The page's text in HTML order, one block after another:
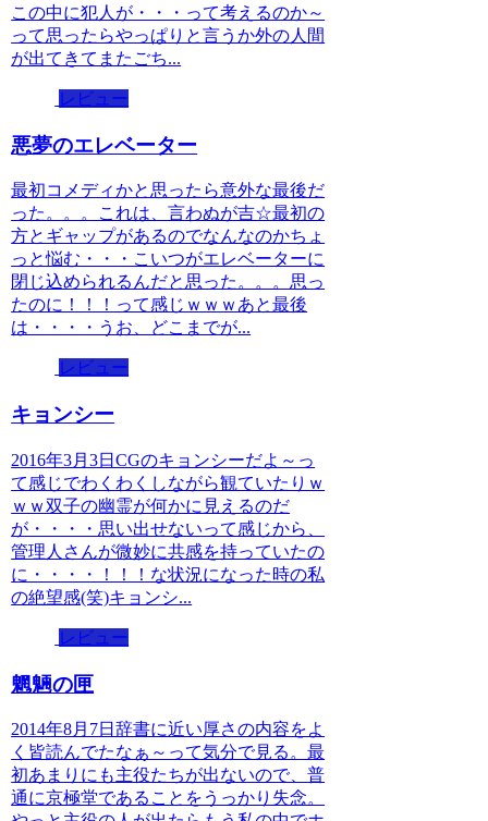
この中に犯人が・・・って考えるのか～
って思ったらやっぱりと言うか外の人間
が出てきてまたごち...
レビュー
悪夢のエレベーター
最初コメディかと思ったら意外な最後だ
った。。。これは、言わぬが吉☆最初の
方とギャップがあるのでなんなのかちょ
っと悩む・・・こいつがエレベーターに
閉じ込められるんだと思った。。。思っ
たのに！！！って感じｗｗｗあと最後
は・・・・うお、どこまでが...
レビュー
キョンシー
2016年3月3日CGのキョンシーだよ～っ
て感じでわくわくしながら観ていたりｗ
ｗｗ双子の幽霊が何かに見えるのだ
が・・・・思い出せないって感じから、
管理人さんが微妙に共感を持っていたの
に・・・・！！！な状況になった時の私
の絶望感(笑)キョンシ...
レビュー
魍魎の匣
2014年8月7日辞書に近い厚さの内容をよ
く皆読んでたなぁ～って気分で見る。最
初あまりにも主役たちが出ないので、普
通に京極堂であることをうっかり失念。